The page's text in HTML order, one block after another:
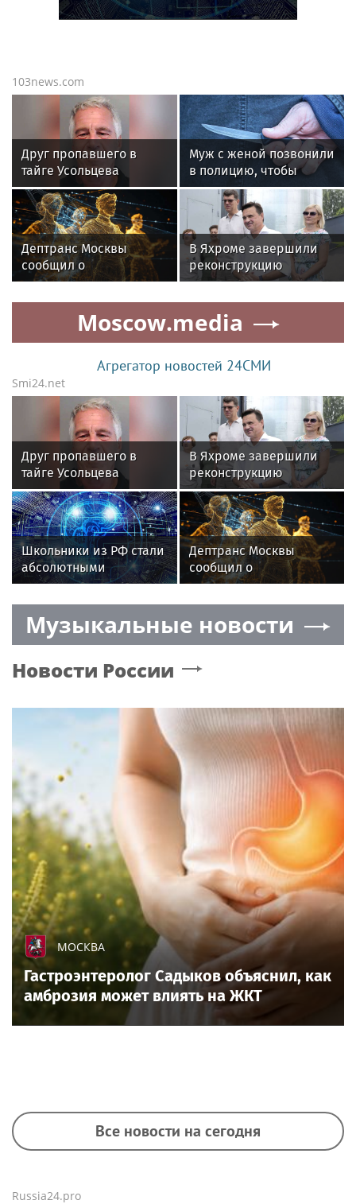
103news.com
Друг пропавшего в
тайге Усольцева
заявил, что тот
сотрудничал с ЦРУ и
Эпштейном
Муж с женой позвонили
в полицию, чтобы
сообщить о желании
зарезать друг друга
Дептранс Москвы
сообщил о
двухкилометровой
пробке на Проспекте
В Яхроме завершили
реконструкцию
водозаборного узла
для 7,5 тысячи жителей
Moscow.media
Агрегатор новостей 24СМИ
Smi24.net
Друг пропавшего в
тайге Усольцева
заявил, что тот
сотрудничал с ЦРУ и
Эпштейном
В Яхроме завершили
реконструкцию
водозаборного узла
для 7,5 тысячи жителей
Школьники из РФ стали
абсолютными
чемпионами на
Астане
Дептранс Москвы
сообщил о
двухкилометровой
Музыкальные новости
Новости России
МОСКВА
Гастроэнтеролог Садыков объяснил, как
амброзия может влиять на ЖКТ
Все новости на сегодня
Russia24.pro